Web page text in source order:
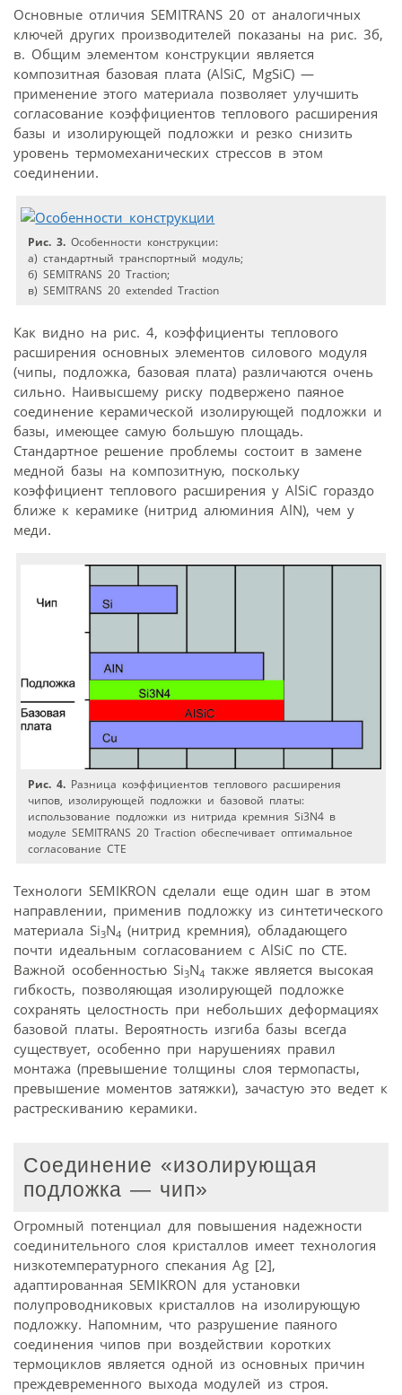
Основные отличия SEMITRANS 20 от аналогичных
ключей других производителей показаны на рис. 3б,
в. Общим элементом конструкции является
композитная базовая плата (AlSiC, MgSiC) —
применение этого материала позволяет улучшить
согласование коэффициентов теплового расширения
базы и изолирующей подложки и резко снизить
уровень термомеханических стрессов в этом
соединении.
Рис. 3. Особенности конструкции:
a) стандартный транспортный модуль;
б) SEMITRANS 20 Traction;
в) SEMITRANS 20 extended Traction
Как видно на рис. 4, коэффициенты теплового
расширения основных элементов силового модуля
(чипы, подложка, базовая плата) различаются очень
сильно. Наивысшему риску подвержено паяное
соединение керамической изолирующей подложки и
базы, имеющее самую большую площадь.
Стандартное решение проблемы состоит в замене
медной базы на композитную, поскольку
коэффициент теплового расширения у AlSiC гораздо
ближе к керамике (нитрид алюминия AlN), чем у
меди.
Рис. 4. Разница коэффициентов теплового расширения
чипов, изолирующей подложки и базовой платы:
использование подложки из нитрида кремния Si3N4 в
модуле SEMITRANS 20 Traction обеспечивает оптимальное
согласование СТЕ
Технологи SEMIKRON сделали еще один шаг в этом
направлении, применив подложку из синтетического
материала Si3N4 (нитрид кремния), обладающего
почти идеальным согласованием с AlSiC по CTE.
Важной особенностью Si3N4 также является высокая
гибкость, позволяющая изолирующей подложке
сохранять целостность при небольших деформациях
базовой платы. Вероятность изгиба базы всегда
существует, особенно при нарушениях правил
монтажа (превышение толщины слоя термопасты,
превышение моментов затяжки), зачастую это ведет к
растрескиванию керамики.
Соединение «изолирующая
подложка — чип»
Огромный потенциал для повышения надежности
соединительного слоя кристаллов имеет технология
низкотемпературного спекания Ag [2],
адаптированная SEMIKRON для установки
полупроводниковых кристаллов на изолирующую
подложку. Напомним, что разрушение паяного
соединения чипов при воздействии коротких
термоциклов является одной из основных причин
преждевременного выхода модулей из строя.